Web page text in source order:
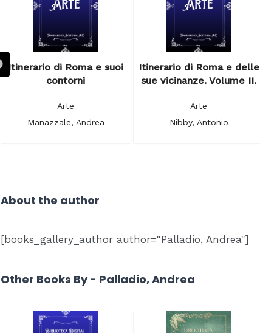
Itinerario di Roma e suoi
contorni
Arte
Manazzale, Andrea
Itinerario di Roma e delle
sue vicinanze. Volume II.
Arte
Nibby, Antonio
About the author
[books_gallery_author author="Palladio, Andrea"]
Other Books By - Palladio, Andrea